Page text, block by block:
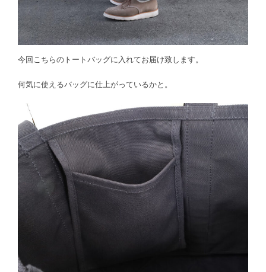
今回こちらのトートバッグに入れてお届け致します。
何気に使えるバッグに仕上がっているかと。